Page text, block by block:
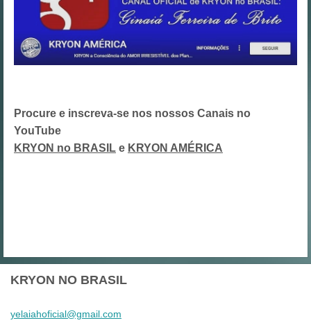
Procure e inscreva-se nos nossos Canais no
YouTube
KRYON no BRASIL e KRYON AMÉRICA
KRYON NO BRASIL
yelaiahoficial@gmail.com